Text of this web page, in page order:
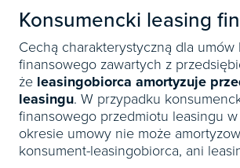
Konsumencki leasing
Cechą charakterystyczną dla umów
finansowego zawartych z
że leasingobiorca amortyzuje
leasingu. W przypadku
finansowego przedmiotu leasingu
okresie umowy nie może
konsument-leasingobiorca, ani